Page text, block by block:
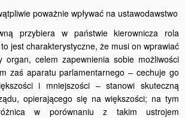
poważnie wpływać na ustawodawstwo
przybiera w państwie kierownicza rola
jest charakterystyczne, że musi on wprawiać
celem zapewnienia sobie możliwości
zaś aparatu parlamentarnego – cechuje go
i mniejszości – stanowi skuteczną
opierającego się na większości; na tym
w porównaniu z takim ustrojem